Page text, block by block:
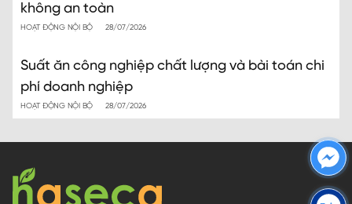
không an toàn
HOẠT ĐỘNG NỘI BỘ 28/07/2026
Suất ăn công nghiệp chất lượng và bài toán chi
phí doanh nghiệp
HOẠT ĐỘNG NỘI BỘ 28/07/2026